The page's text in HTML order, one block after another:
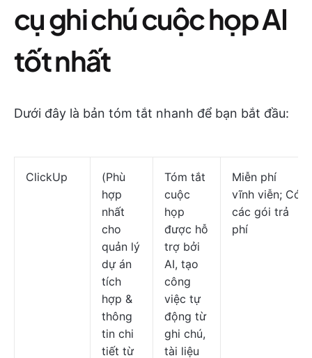
cụ ghi chú cuộc họp AI
tốt nhất
Dưới đây là bản tóm tắt nhanh để bạn bắt đầu:
ClickUp
(Phù
hợp
nhất
cho
quản lý
dự án
tích
hợp &
thông
tin chi
tiết từ
Tóm tắt
cuộc
họp
được hỗ
trợ bởi
AI, tạo
công
việc tự
động từ
ghi chú,
tài liệu
Miễn phí
vĩnh viễn; Có
các gói trả
phí